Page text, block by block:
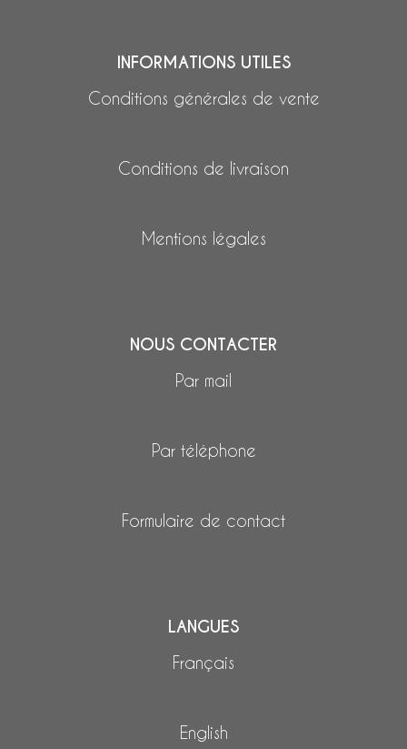
INFORMATIONS UTILES
Conditions générales de vente
Conditions de livraison
Mentions légales
NOUS CONTACTER
Par mail
Par téléphone
Formulaire de contact
LANGUES
Français
English